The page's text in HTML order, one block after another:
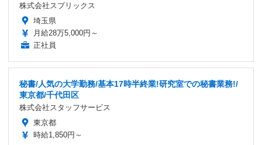
株式会社スプリックス
埼玉県
月給28万5,000円～
正社員
秘書/人気の大学勤務/基本17時半終業!研究室での秘書業務!/
東京都/千代田区
株式会社スタッフサービス
東京都
時給1,850円～